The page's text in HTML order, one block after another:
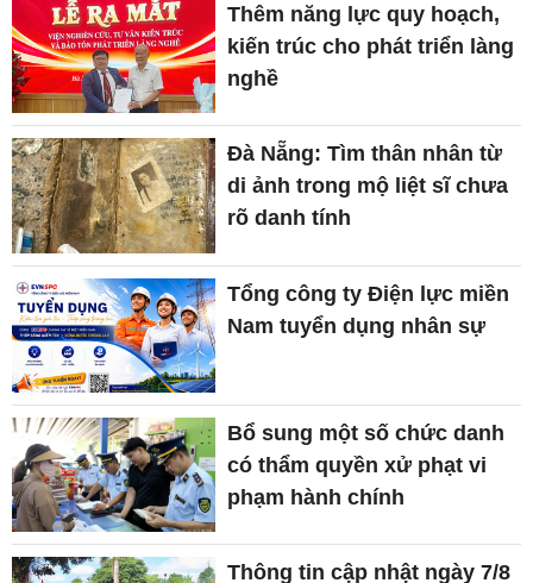
Thêm năng lực quy hoạch,
kiến trúc cho phát triển làng
nghề
Đà Nẵng: Tìm thân nhân từ
di ảnh trong mộ liệt sĩ chưa
rõ danh tính
Tổng công ty Điện lực miền
Nam tuyển dụng nhân sự
Bổ sung một số chức danh
có thẩm quyền xử phạt vi
phạm hành chính
Thông tin cập nhật ngày 7/8